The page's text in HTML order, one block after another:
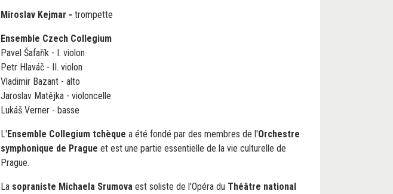
Miroslav Kejmar - trompette
Ensemble Czech Collegium
Pavel Šafařík - I. violon
Petr Hlaváč - II. violon
Vladimir Bazant - alto
Jaroslav Matějka - violoncelle
Lukáš Verner - basse
L'Ensemble Collegium tchèque a été fondé par des membres de l'Orchestre
symphonique de Prague et est une partie essentielle de la vie culturelle de
Prague.
La sopraniste Michaela Srumova est soliste de l'Opéra du Théâtre national